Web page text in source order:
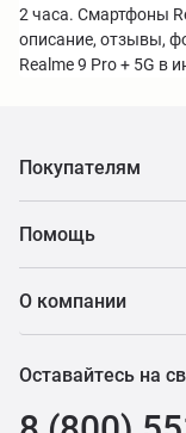
2 часа. Смартфоны
описание, отзывы,
Realme 9 Pro + 5G в
Покупателям
Помощь
О компании
Оставайтесь на